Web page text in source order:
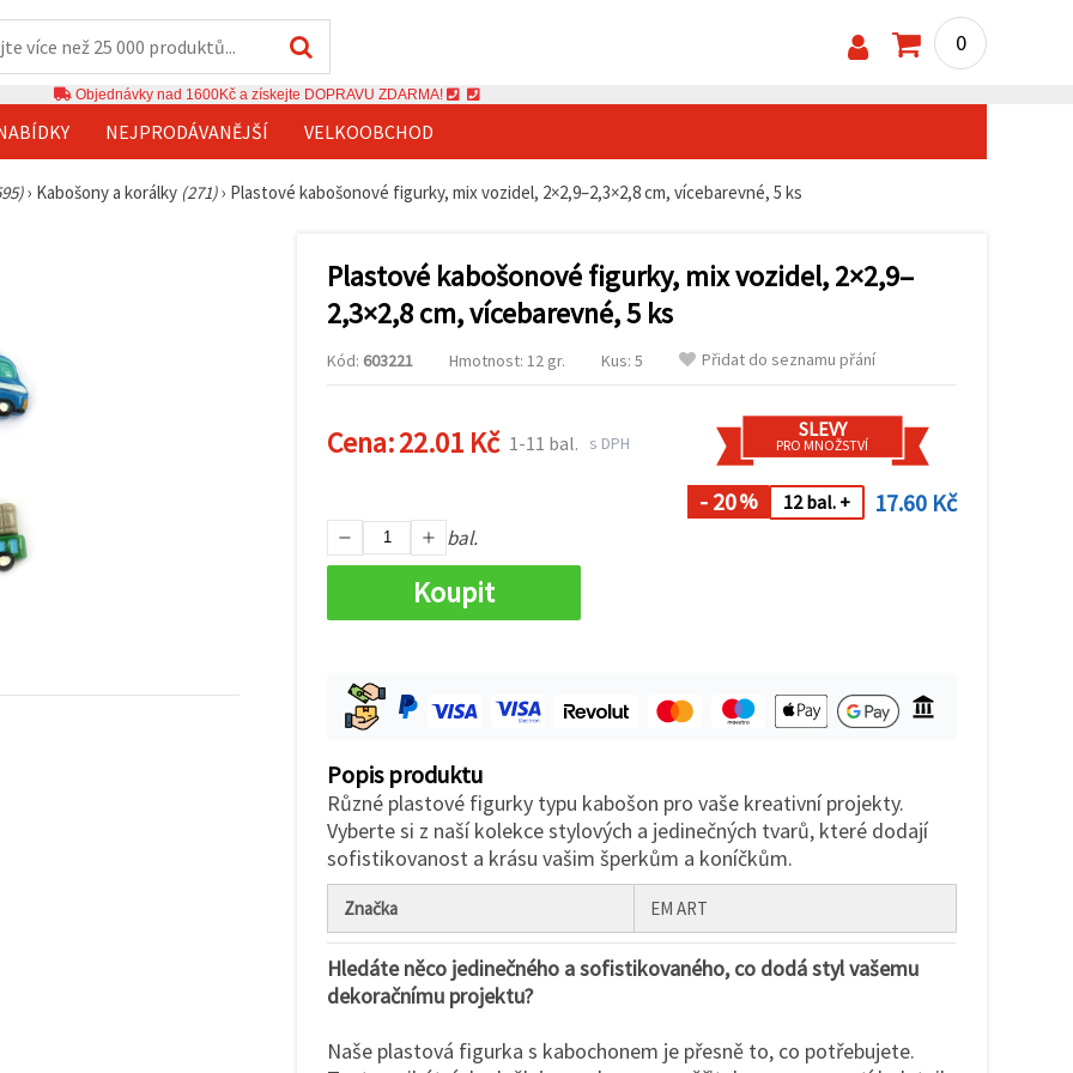
0
Objednávky nad 1600Kč a získejte DOPRAVU ZDARMA!
NEJPRODÁVANĚJŠÍ VELKOOBCHOD
› Kabošony a korálky (271)› Plastové kabošonové figurky, mix vozidel, 2×2,9–2,3×2,8 cm, vícebarevné, 5 ks
Plastové kabošonové figurky, mix vozidel, 2×2,9–
2,3×2,8 cm, vícebarevné, 5 ks
Kód: 603221 Hmotnost: 12 gr. Kus: 5 Přidat do seznamu přání
Cena:22.01 Kč 1-11 bal. s DPH
SLEVY
PRO MNOŽSTVÍ
- 20% 12 bal. + 17.60 Kč
bal.
Koupit
Popis produktu
Různé plastové figurky typu kabošon pro vaše kreativní projekty.
Vyberte si z naší kolekce stylových a jedinečných tvarů, které dodají
sofistikovanost a krásu vašim šperkům a koníčkům.
Značka EM ART
Hledáte něco jedinečného a sofistikovaného, co dodá styl vašemu
dekoračnímu projektu?
Naše plastová figurka s kabochonem je přesně to, co potřebujete.